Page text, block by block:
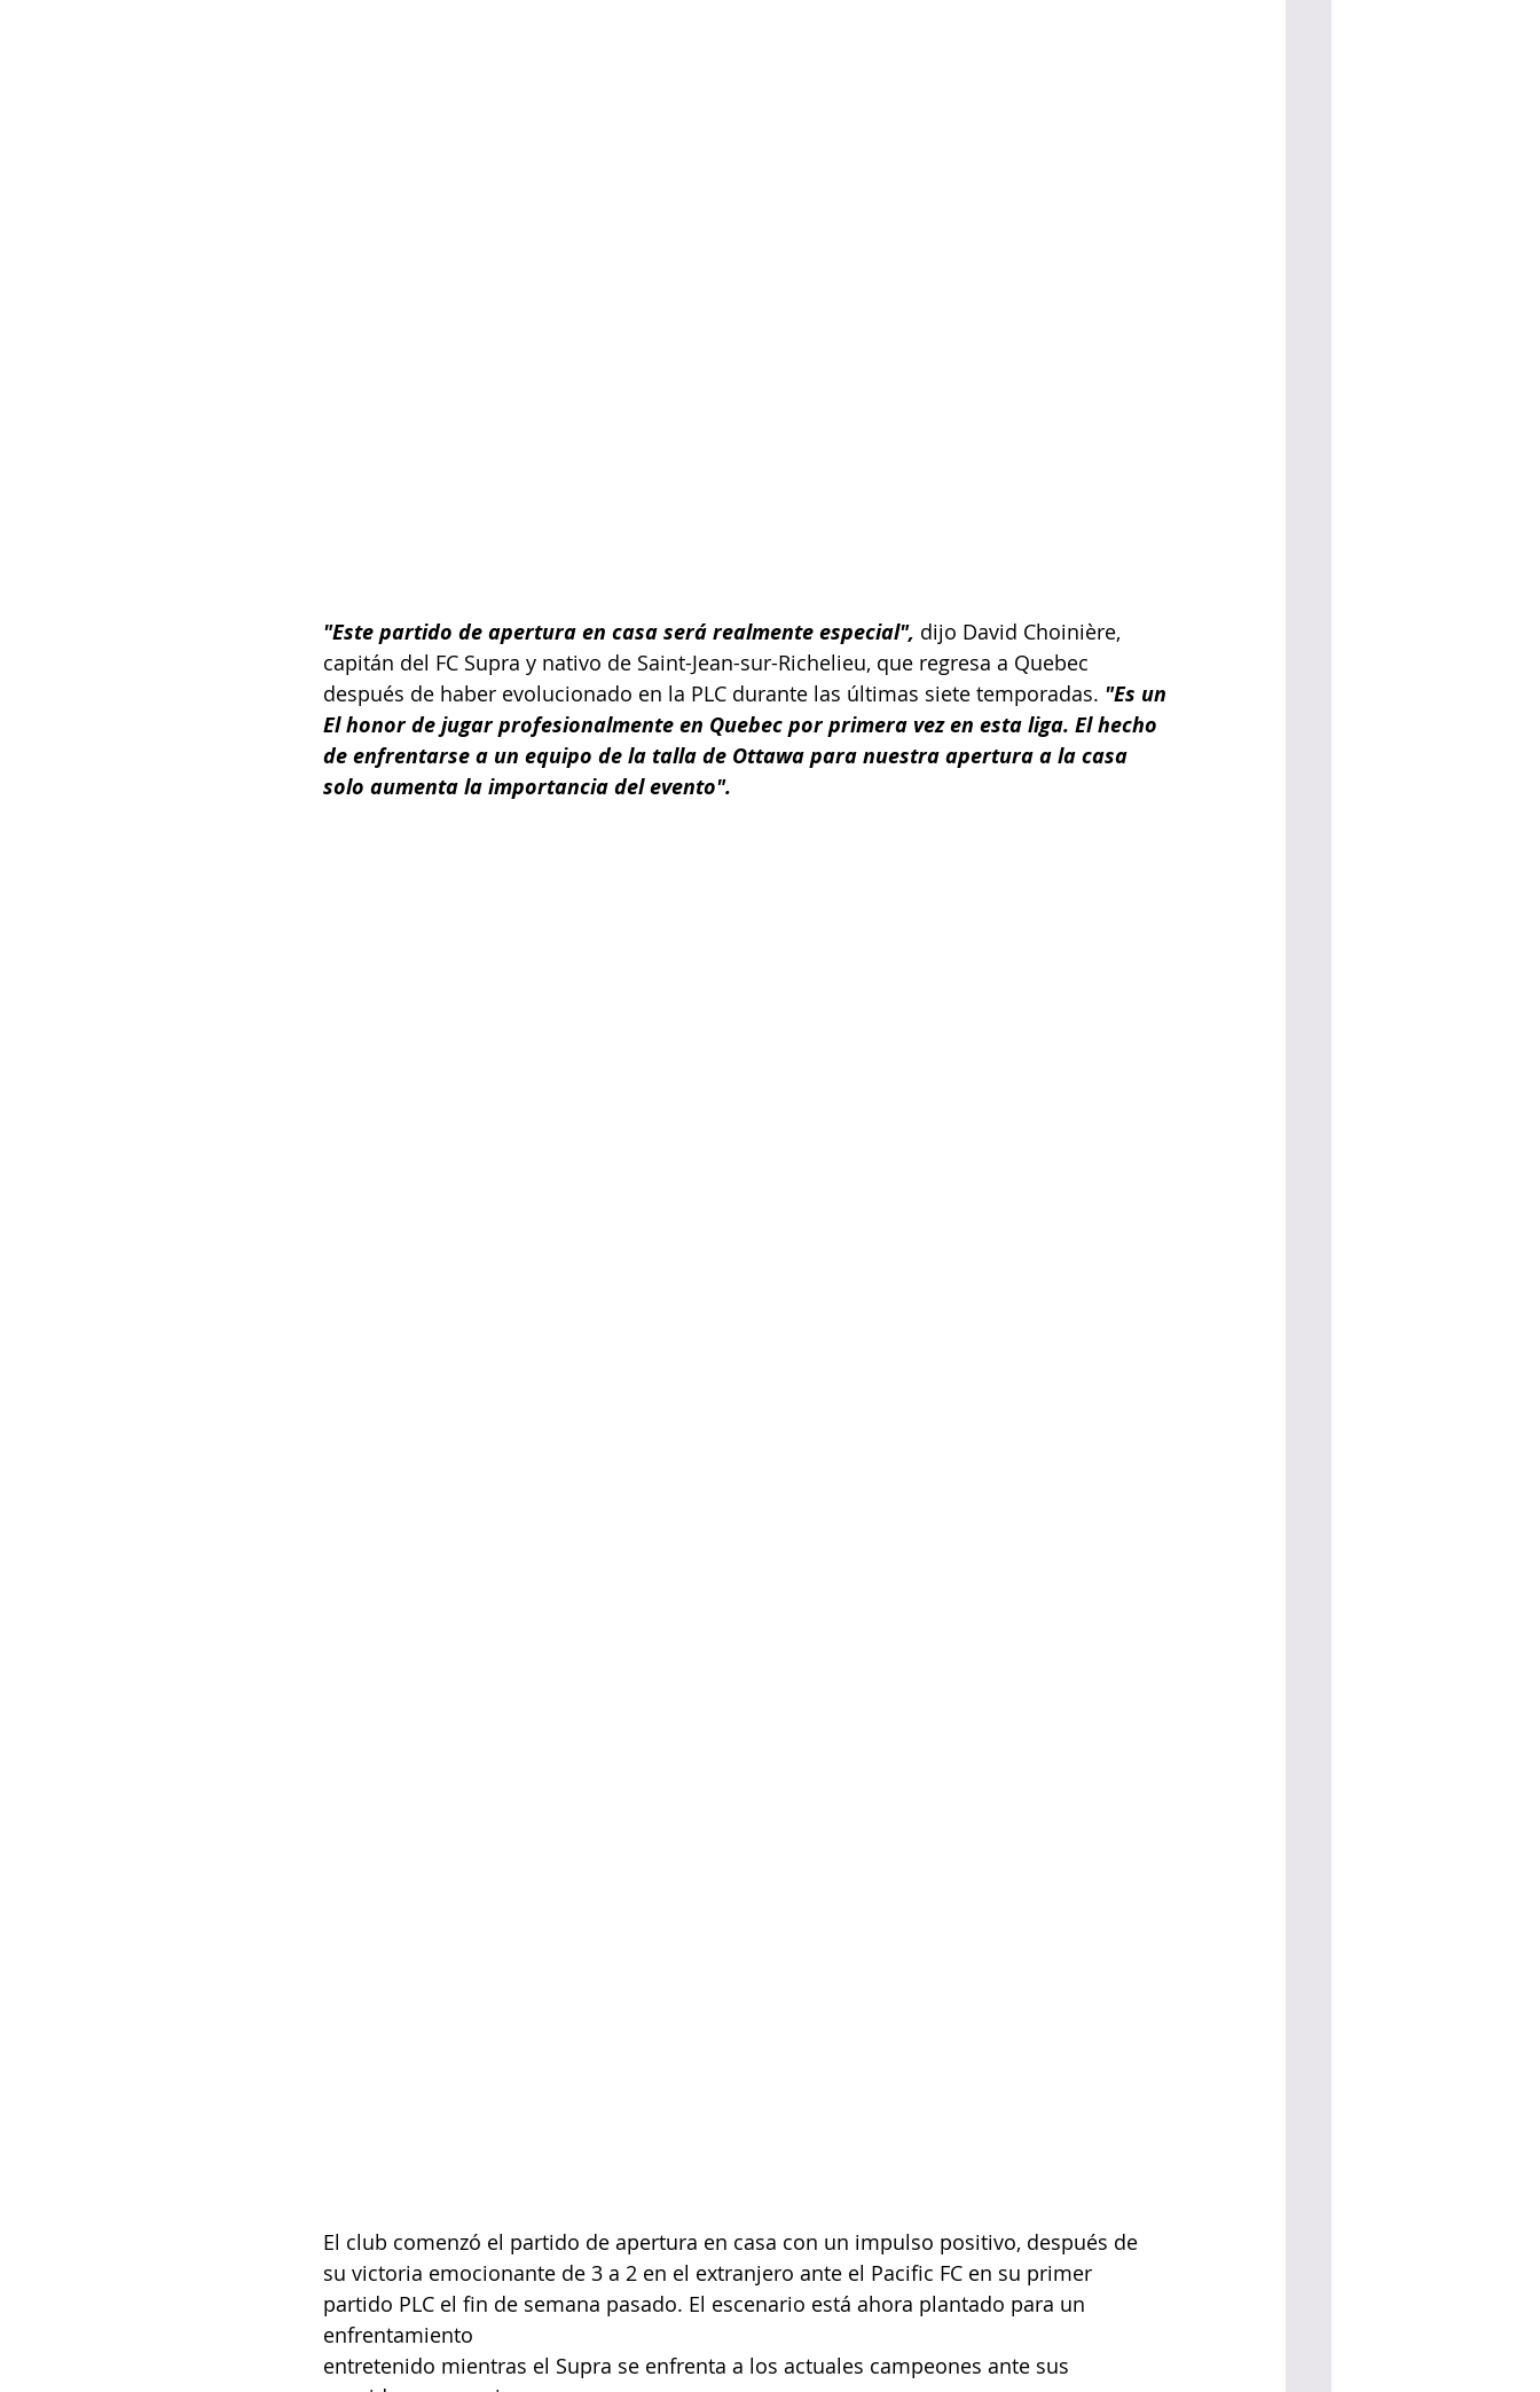
"Este partido de apertura en casa será realmente especial", dijo David Choinière,
capitán del FC Supra y nativo de Saint-Jean-sur-Richelieu, que regresa a Quebec
después de haber evolucionado en la PLC durante las últimas siete temporadas. "Es un
El honor de jugar profesionalmente en Quebec por primera vez en esta liga. El hecho
de enfrentarse a un equipo de la talla de Ottawa para nuestra apertura a la casa
solo aumenta la importancia del evento".
El club comenzó el partido de apertura en casa con un impulso positivo, después de
su victoria emocionante de 3 a 2 en el extranjero ante el Pacific FC en su primer
partido PLC el fin de semana pasado. El escenario está ahora plantado para un
enfrentamiento
entretenido mientras el Supra se enfrenta a los actuales campeones ante sus